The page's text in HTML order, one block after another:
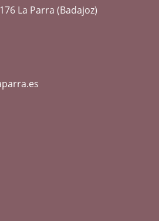
La Parra (Badajoz)